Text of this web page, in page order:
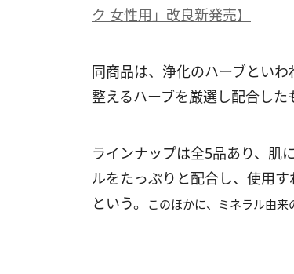
ク 女性用」改良新発売】
同商品は、浄化のハーブとい
整えるハーブを厳選し配合した
ラインナップは全5品あり、肌
ルをたっぷりと配合し、使用
という。
このほかに、ミネラル由来